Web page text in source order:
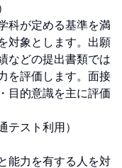
科が定める基準を満
対象とします。出願
などの提出書類では
を評価します。面接
目的意識を主に評価
スト利用）
能力を有する人を対